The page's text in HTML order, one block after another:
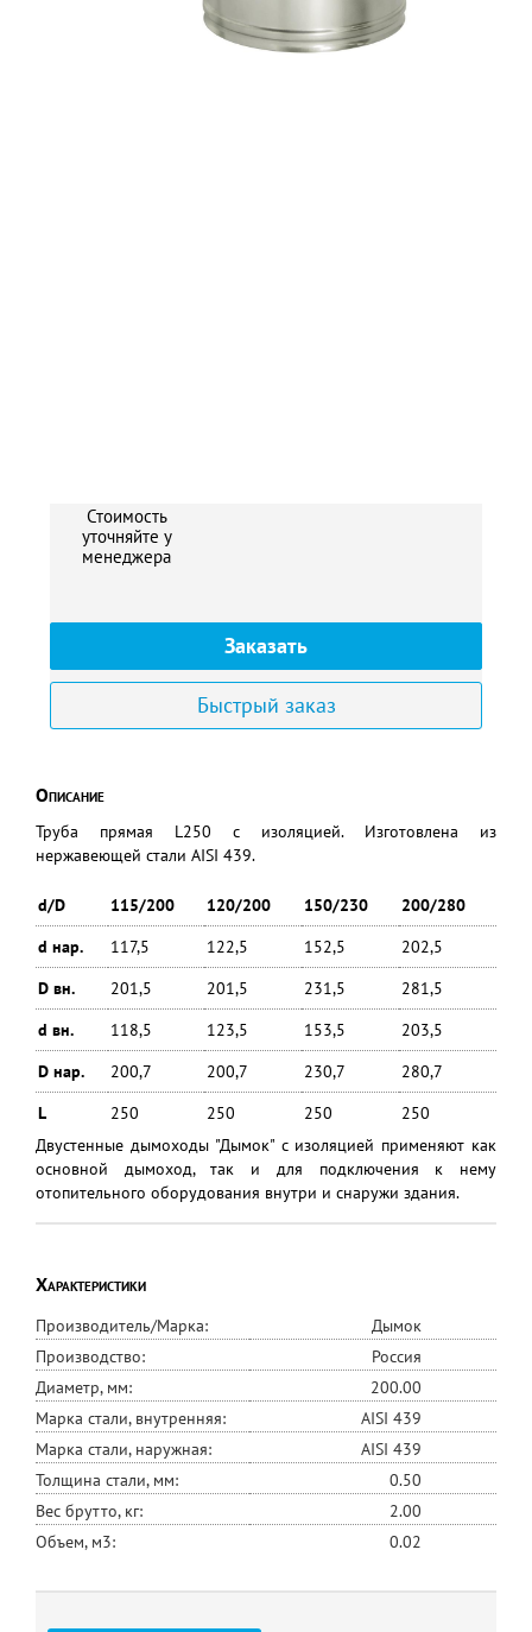
Стоимость
уточняйте у
менеджера
Заказать
Быстрый заказ
Описание
Труба прямая L250 с изоляцией. Изготовлена из
нержавеющей стали AISI 439.
d/D 115/200 120/200 150/230
200/280
d нар.
117,5 122,5 152,5
202,5
D вн.
201,5 201,5 231,5
281,5
d вн.
118,5 123,5 153,5
203,5
D нар.
200,7 200,7 230,7
280,7
L
250 250 250
250
Двустенные дымоходы "Дымок" с изоляцией применяют как
основной дымоход, так и для подключения к нему
отопительного оборудования внутри и снаружи здания.
Характеристики
Производитель/Марка:
Дымок
Производство:
Россия
Диаметр, мм:
200.00
Марка стали, внутренняя:
AISI 439
Марка стали, наружная:
AISI 439
Толщина стали, мм:
0.50
Вес брутто, кг:
2.00
Объем, м3:
0.02